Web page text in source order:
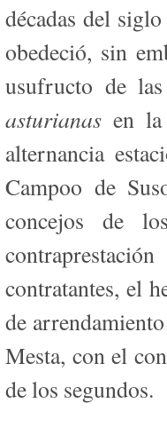
décadas del
obedeció, sin
usufructo de
asturianas en
alternancia
Campoo de
concejos de
contratantes, el
de
Mesta, con el
de los segundos.